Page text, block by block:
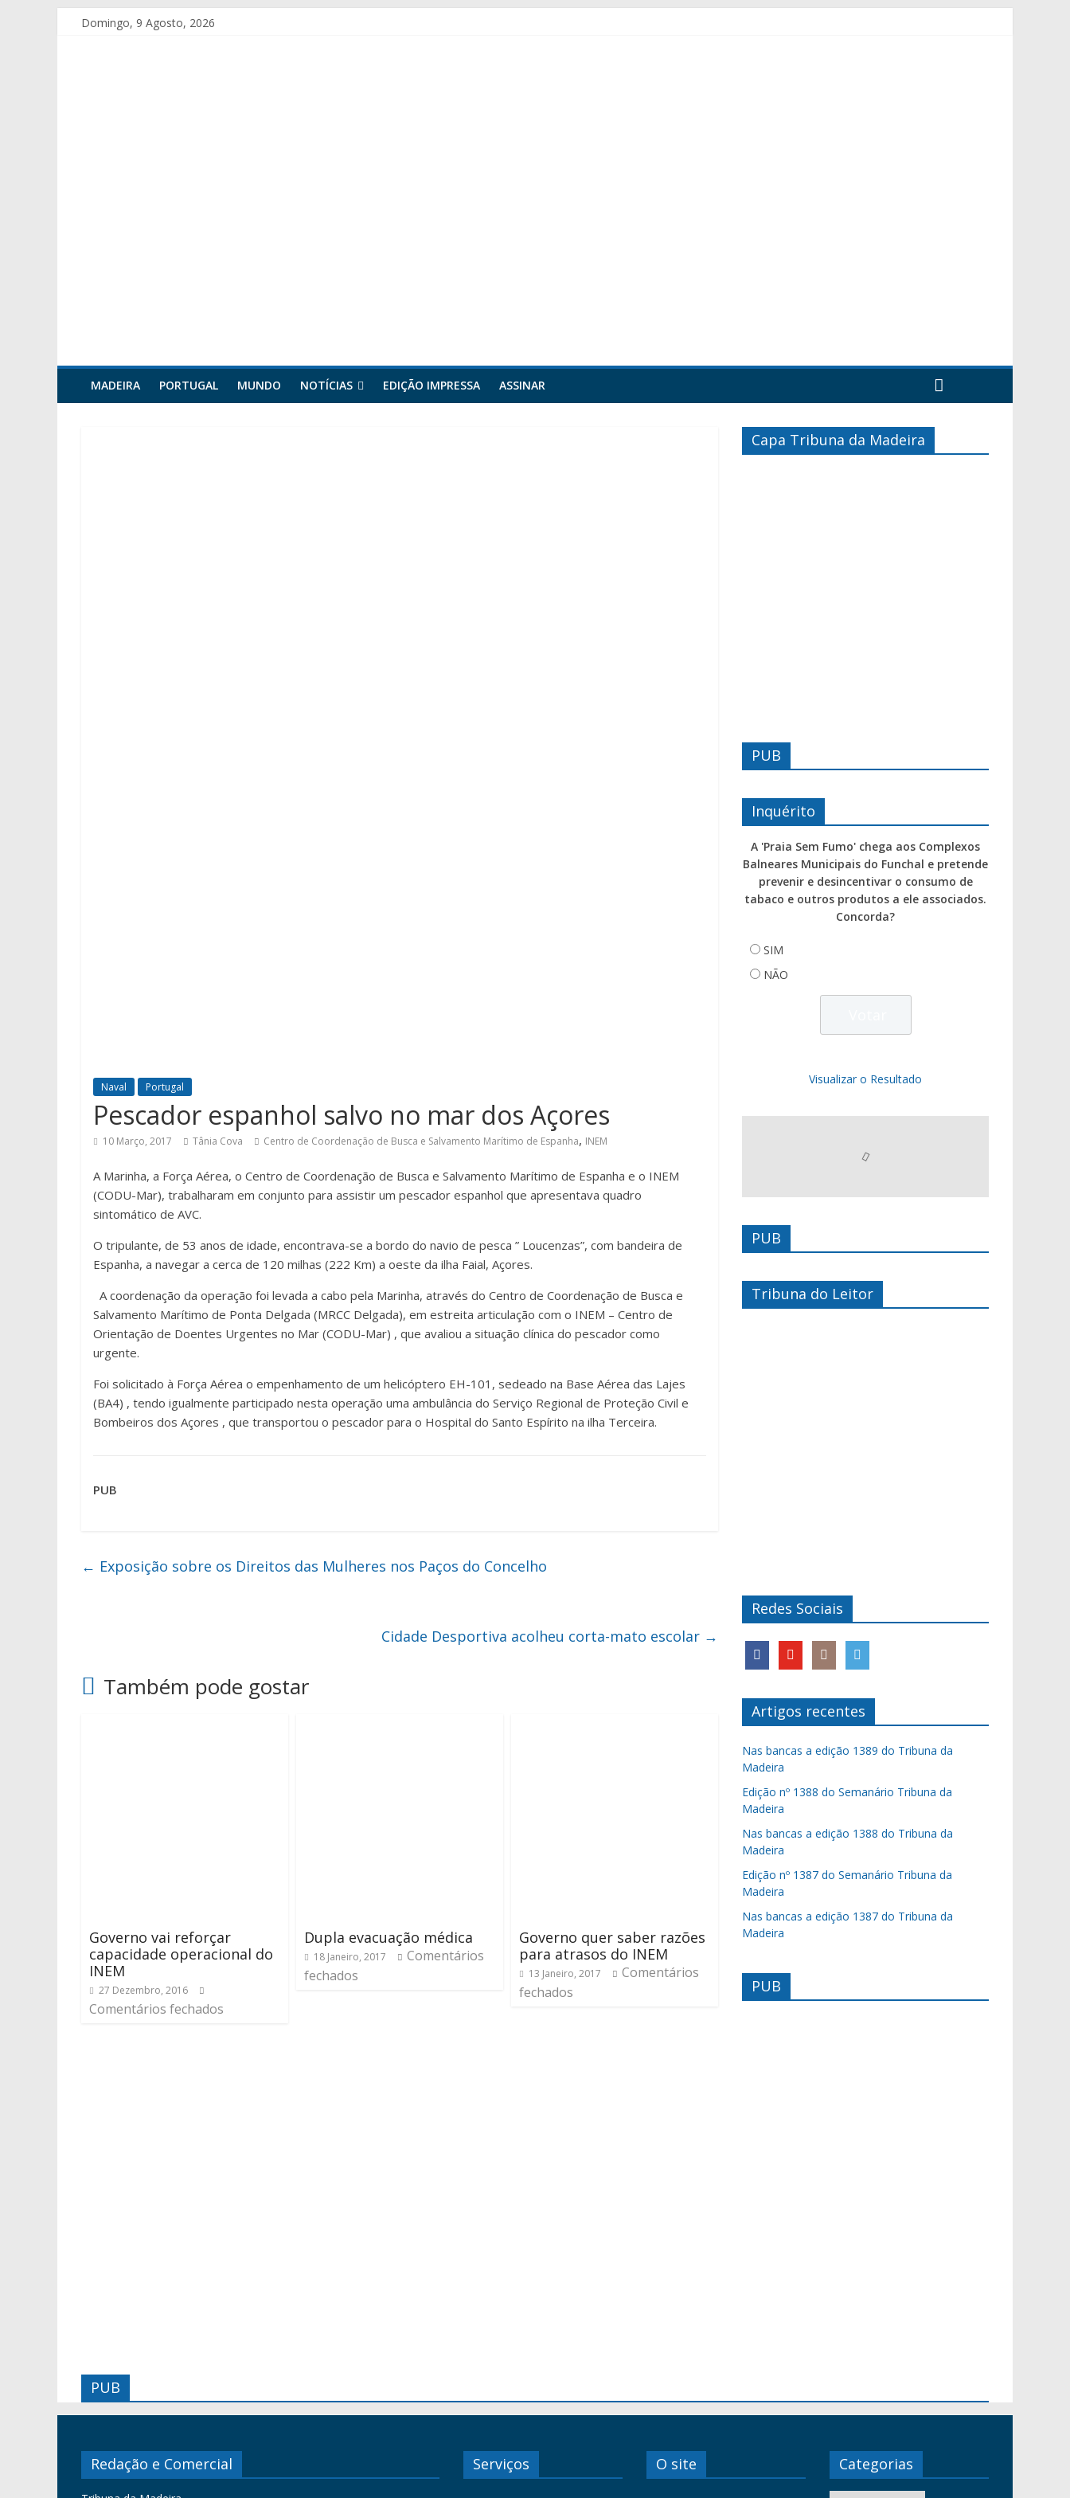
Domingo, 9 Agosto, 2026
MADEIRA PORTUGAL MUNDO NOTÍCIAS EDIÇÃO IMPRESSA ASSINAR
Naval Portugal
Pescador espanhol salvo no mar dos Açores
10 Março, 2017 Tânia Cova Centro de Coordenação de Busca e Salvamento Marítimo de Espanha, INEM
A Marinha, a Força Aérea, o Centro de Coordenação de Busca e Salvamento Marítimo de Espanha e o INEM
(CODU-Mar), trabalharam em conjunto para assistir um pescador espanhol que apresentava quadro
sintomático de AVC.
O tripulante, de 53 anos de idade, encontrava-se a bordo do navio de pesca ” Loucenzas”, com bandeira de
Espanha, a navegar a cerca de 120 milhas (222 Km) a oeste da ilha Faial, Açores.
A coordenação da operação foi levada a cabo pela Marinha, através do Centro de Coordenação de Busca e
Salvamento Marítimo de Ponta Delgada (MRCC Delgada), em estreita articulação com o INEM – Centro de
Orientação de Doentes Urgentes no Mar (CODU-Mar) , que avaliou a situação clínica do pescador como
urgente.
Foi solicitado à Força Aérea o empenhamento de um helicóptero EH-101, sedeado na Base Aérea das Lajes
(BA4) , tendo igualmente participado nesta operação uma ambulância do Serviço Regional de Proteção Civil e
Bombeiros dos Açores , que transportou o pescador para o Hospital do Santo Espírito na ilha Terceira.
PUB
← Exposição sobre os Direitos das Mulheres nos Paços do Concelho
Cidade Desportiva acolheu corta-mato escolar →
Também pode gostar
Governo vai reforçar
capacidade operacional do
INEM
27 Dezembro, 2016
Comentários fechados
Dupla evacuação médica
18 Janeiro, 2017
Comentários
fechados
Governo quer saber razões
para atrasos do INEM
13 Janeiro, 2017
Comentários
fechados
Capa Tribuna da Madeira
PUB
Inquérito
A 'Praia Sem Fumo' chega aos Complexos
Balneares Municipais do Funchal e pretende
prevenir e desincentivar o consumo de
tabaco e outros produtos a ele associados.
Concorda?
SIM
NÃO
Visualizar o Resultado
PUB
Tribuna do Leitor
Redes Sociais
Artigos recentes
Nas bancas a edição 1389 do Tribuna da
Madeira
Edição nº 1388 do Semanário Tribuna da
Madeira
Nas bancas a edição 1388 do Tribuna da
Madeira
Edição nº 1387 do Semanário Tribuna da
Madeira
Nas bancas a edição 1387 do Tribuna da
Madeira
PUB
PUB
Redação e Comercial Serviços O site Categorias